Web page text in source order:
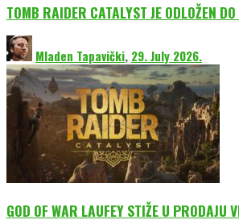
TOMB RAIDER CATALYST JE ODLOŽEN
Mladen Tapavički, 29. July 2026.
GOD OF WAR LAUFEY STIŽE U PRODAJU